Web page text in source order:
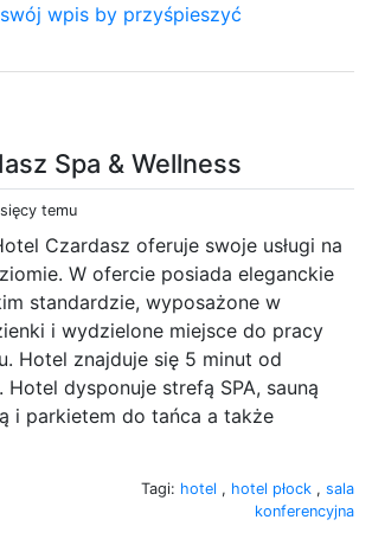
Spa & Wellness
temu
Czardasz oferuje swoje usługi na
W ofercie posiada eleganckie
standardzie, wyposażone w
i wydzielone miejsce do pracy
Hotel znajduje się 5 minut od
Hotel dysponuje strefą SPA, sauną
i parkietem do tańca a także
Tagi: hotel , hotel płock , sala
konferencyjna
wpis by przyśpieszyć